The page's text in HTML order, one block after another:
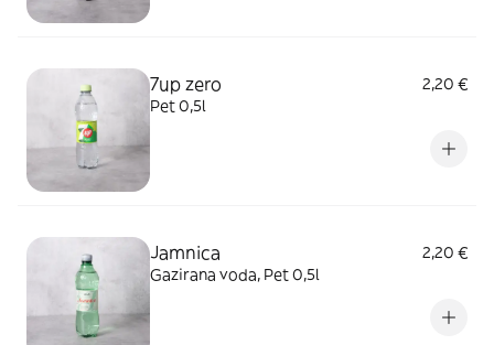
7up zero
2,20 €
Pet 0,5l
Jamnica
2,20 €
Gazirana voda, Pet 0,5l